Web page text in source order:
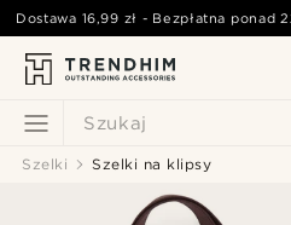
Szukaj
Dostawa 16,99 zł - Bezpłatna ponad
Szelki Szelki na klipsy